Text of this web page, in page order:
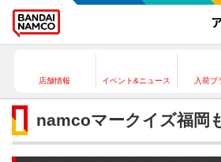
店舗情報 イベント&ニュース 入荷プ
namcoマークイズ福岡